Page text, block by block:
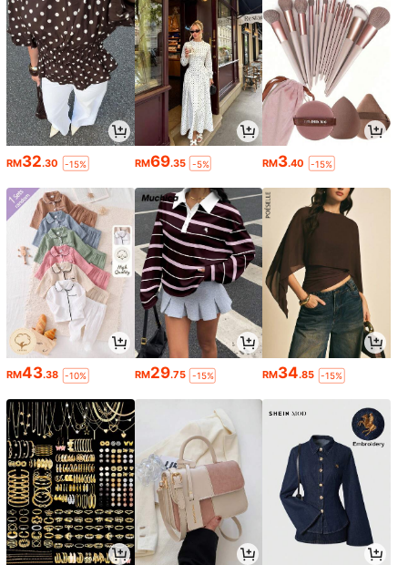
RM32.30 -15% RM69.35 -5% RM3.40 -15%
RM43.38 -10% RM29.75 -15% RM34.85 -15%